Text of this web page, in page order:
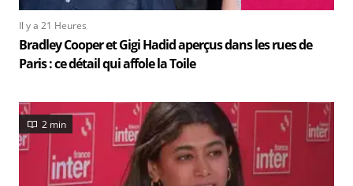
Il y a 21 Heures
Bradley Cooper et Gigi Hadid aperçus dans les rues de
Paris : ce détail qui affole la Toile
2 min